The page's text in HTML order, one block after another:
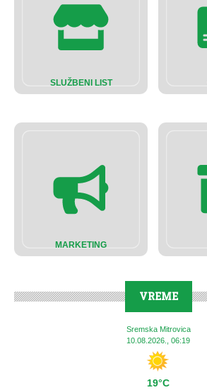
SLUŽBENI LIST
MARKETING
VREME
Sremska Mitrovica
10.08.2026., 06:19
19°C